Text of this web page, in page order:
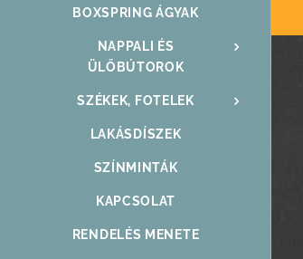
BOXSPRING ÁGYAK
NAPPALI ÉS
ÜLŐBÚTOROK
SZÉKEK, FOTELEK
LAKÁSDÍSZEK
SZÍNMINTÁK
KAPCSOLAT
RENDELÉS MENETE